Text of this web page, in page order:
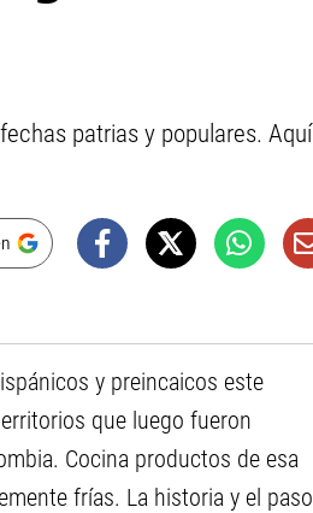
patrias y populares. Aquí
y preincaicos este
que luego fueron
Cocina productos de esa
frías. La historia y el paso